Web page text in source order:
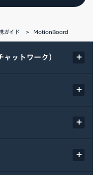
ガイド MotionBoard
ットワーク）